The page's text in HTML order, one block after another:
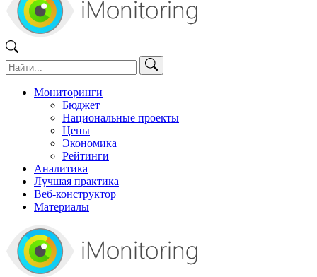
Мониторинги
Бюджет
Национальные проекты
Цены
Экономика
Рейтинги
Аналитика
Лучшая практика
Веб-конструктор
Материалы